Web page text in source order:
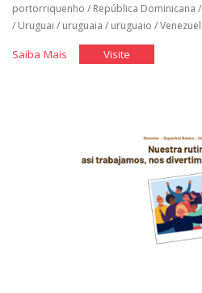
portorriquenho / República Dominicana /
/ Uruguai / uruguaia / uruguaio /
Saiba Mais"EspanholVisite"Espanhol